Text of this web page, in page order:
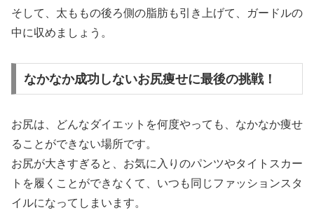
そして、太ももの後ろ側の脂肪も引き上げて、ガードルの
中に収めましょう。
なかなか成功しないお尻痩せに最後の挑戦！
お尻は、どんなダイエットを何度やっても、なかなか痩せ
ることができない場所です。
お尻が大きすぎると、お気に入りのパンツやタイトスカー
トを履くことができなくて、いつも同じファッションスタ
イルになってしまいます。